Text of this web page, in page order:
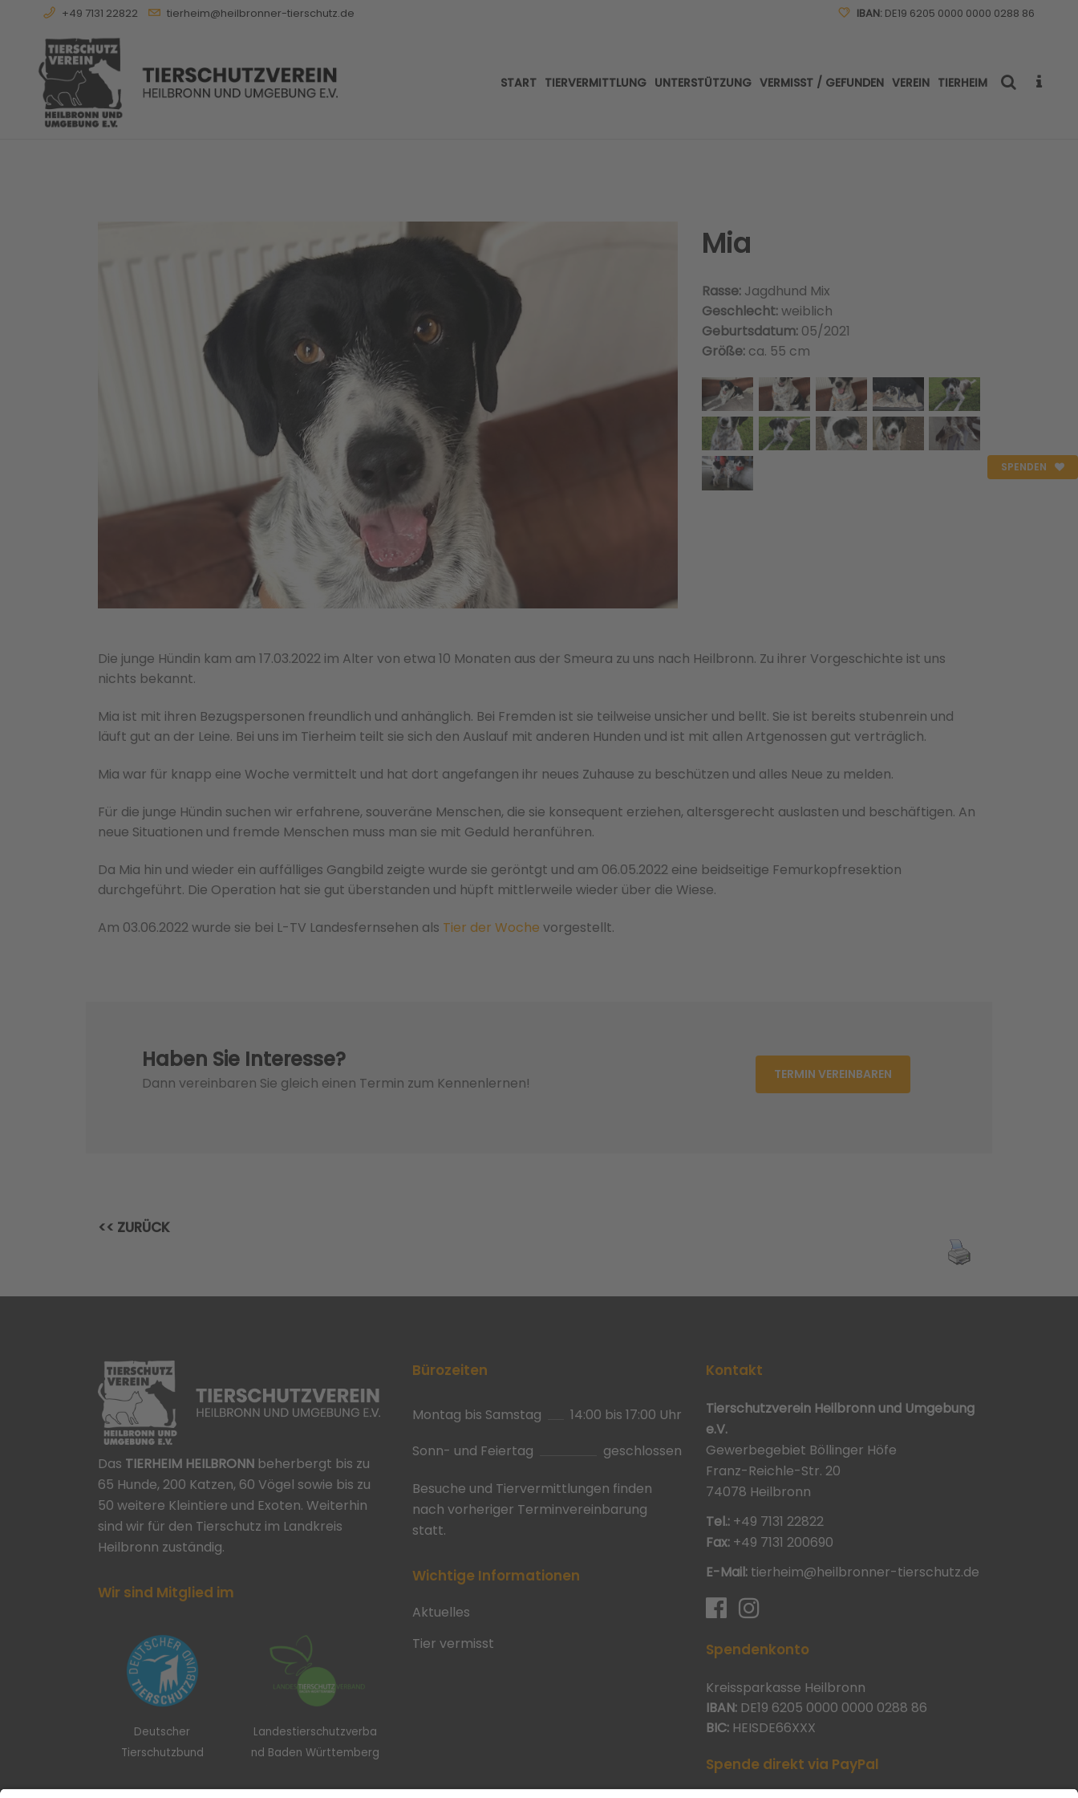
+49 7131 22822 tierheim@heilbronner-tierschutz.de IBAN: DE19 6205 0000 0000 0288 86
START TIERVERMITTLUNG UNTERSTÜTZUNG VERMISST / GEFUNDEN VEREIN TIERHEIM
SPENDEN
Mia
Rasse: Jagdhund Mix
Geschlecht:weiblich
Geburtsdatum: 05/2021
Größe: ca. 55 cm
Die junge Hündin kam am 17.03.2022 im Alter von etwa 10 Monaten aus der Smeura zu uns nach Heilbronn. Zu ihrer Vorgeschichte ist uns
nichts bekannt.
Mia ist mit ihren Bezugspersonen freundlich und anhänglich. Bei Fremden ist sie teilweise unsicher und bellt. Sie ist bereits stubenrein und
läuft gut an der Leine. Bei uns im Tierheim teilt sie sich den Auslauf mit anderen Hunden und ist mit allen Artgenossen gut verträglich.
Mia war für knapp eine Woche vermittelt und hat dort angefangen ihr neues Zuhause zu beschützen und alles Neue zu melden.
Für die junge Hündin suchen wir erfahrene, souveräne Menschen, die sie konsequent erziehen, altersgerecht auslasten und beschäftigen. An
neue Situationen und fremde Menschen muss man sie mit Geduld heranführen.
Da Mia hin und wieder ein auffälliges Gangbild zeigte wurde sie geröntgt und am 06.05.2022 eine beidseitige Femurkopfresektion
durchgeführt. Die Operation hat sie gut überstanden und hüpft mittlerweile wieder über die Wiese.
Am 03.06.2022 wurde sie bei L-TV Landesfernsehen als Tier der Woche vorgestellt.
Haben Sie Interesse?
Dann vereinbaren Sie gleich einen Termin zum Kennenlernen! TERMIN VEREINBAREN
<< ZURÜCK
Das TIERHEIM HEILBRONN beherbergt bis zu
65 Hunde, 200 Katzen, 60 Vögel sowie bis zu
50 weitere Kleintiere und Exoten. Weiterhin
sind wir für den Tierschutz im Landkreis
Heilbronn zuständig.
Wir sind Mitglied im
Deutscher
Tierschutzbund
Landestierschutzverba
nd Baden Württemberg
Bürozeiten
Montag bis Samstag
14:00 bis 17:00 Uhr
Sonn- und Feiertag
geschlossen
Besuche und Tiervermittlungen finden
nach vorheriger Terminvereinbarung
statt.
Wichtige Informationen
Aktuelles
Tier vermisst
Kontakt
Tierschutzverein Heilbronn und Umgebung
e.V.
Gewerbegebiet Böllinger Höfe
Franz-Reichle-Str. 20
74078 Heilbronn
Tel.: +49 7131 22822
Fax: +49 7131 200690
E-Mail: tierheim@heilbronner-tierschutz.de
Spendenkonto
Kreissparkasse Heilbronn
IBAN: DE19 6205 0000 0000 0288 86
BIC: HEISDE66XXX
Spende direkt via PayPal